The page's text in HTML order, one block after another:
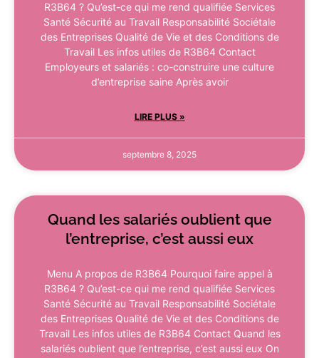
R3B64 ? Qu’est-ce qui me rend qualifiée Services
Santé Sécurité au Travail Responsabilité Sociétale
des Entreprises Qualité de Vie et des Conditions de
Travail Les infos utiles de R3B64 Contact
Employeurs et salariés : co-construire une culture
d’entreprise saine Après avoir
LIRE PLUS »
septembre 8, 2025
Quand les salariés oublient que
l’entreprise, c’est aussi eux
Menu A propos de R3B64 Pourquoi faire appel à
R3B64 ? Qu’est-ce qui me rend qualifiée Services
Santé Sécurité au Travail Responsabilité Sociétale
des Entreprises Qualité de Vie et des Conditions de
Travail Les infos utiles de R3B64 Contact Quand les
salariés oublient que l’entreprise, c’est aussi eux On